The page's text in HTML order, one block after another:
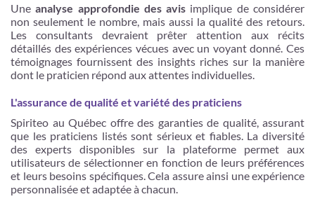
Uneanalyse approfondie des avis implique de considérer
non seulement le nombre, mais aussi la qualité des retours.
Les consultants devraient prêter attention aux récits
détaillés des expériences vécues avec un voyant donné. Ces
témoignages fournissent des insights riches sur la manière
dont le praticien répond aux attentes individuelles.
L'assurance de qualité et variété des praticiens
Spiriteo au Québec offre des garanties de qualité, assurant
que les praticiens listés sont sérieux et fiables. La diversité
des experts disponibles sur la plateforme permet aux
utilisateurs de sélectionner en fonction de leurs préférences
et leurs besoins spécifiques. Cela assure ainsi une expérience
personnalisée et adaptée à chacun.